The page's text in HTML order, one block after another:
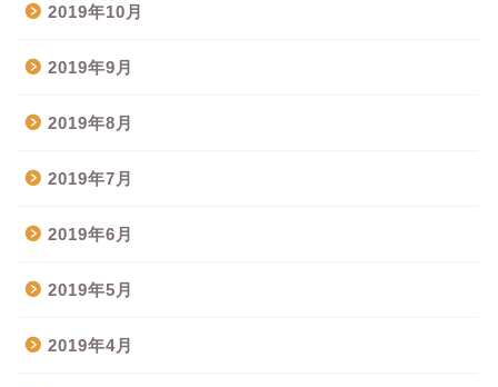
2019年10月
2019年9月
2019年8月
2019年7月
2019年6月
2019年5月
2019年4月